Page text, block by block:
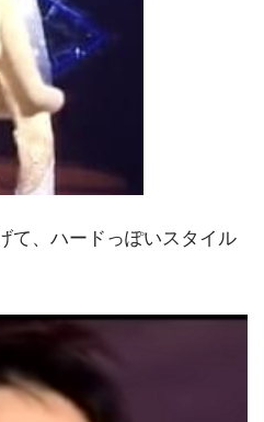
て、ハードっぽいスタイル